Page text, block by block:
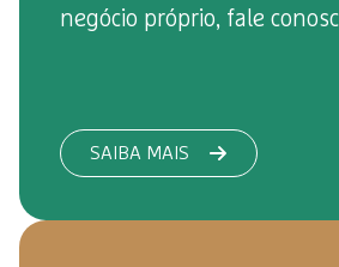
negócio próprio, fale
SAIBA MAIS